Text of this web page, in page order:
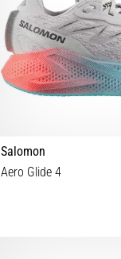
Salomon
Aero Glide 4